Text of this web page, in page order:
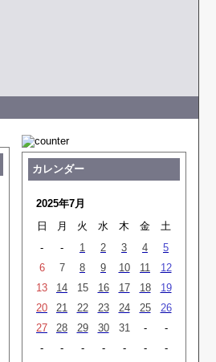
カレンダー
2025年7月
日
月 火 水 木 金
土
-
- 1 2 3 4
5
6
7 8 9 10 11
12
13
14 15 16 17 18
19
20
21 22 23 24 25
26
27
28 29 30 31 -
-
-
- - - - -
-